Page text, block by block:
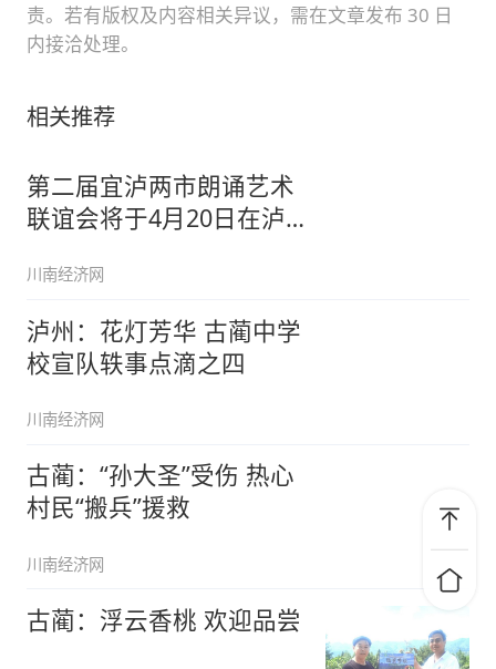
责。若有版权及内容相关异议，需在文章发布 30 日
内接洽处理。
相关推荐
第二届宜泸两市朗诵艺术
联谊会将于4月20日在泸
川南经济网
泸州：花灯芳华 古蔺中学
校宣队轶事点滴之四
川南经济网
古蔺：“孙大圣”受伤 热心
村民“搬兵”援救
川南经济网
古蔺：浮云香桃 欢迎品尝